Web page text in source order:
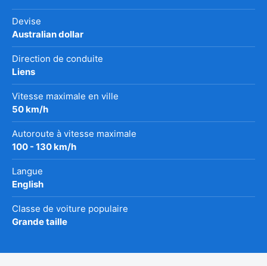
Devise
Australian dollar
Direction de conduite
Liens
Vitesse maximale en ville
50 km/h
Autoroute à vitesse maximale
100 - 130 km/h
Langue
English
Classe de voiture populaire
Grande taille